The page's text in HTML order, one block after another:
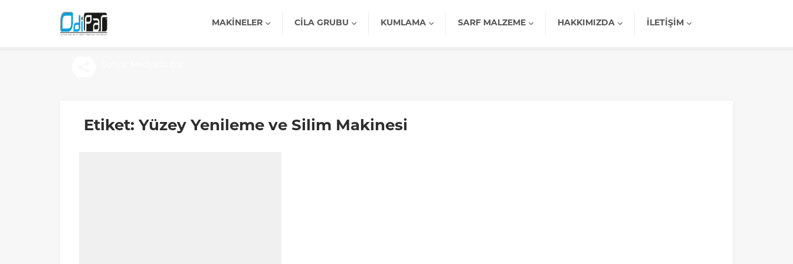
MAKINELER CILA GRUBU KUMLAMA SARF MALZEME HAKKIMIZDA İLETIŞIM
Etiket: Yüzey Yenileme ve Silim Makinesi